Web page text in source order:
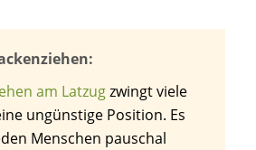
am Latzugzwingt viele
ungünstige Position. Es
Menschen pauschal